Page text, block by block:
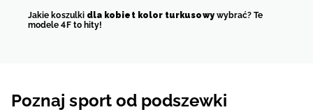
Jakie koszulki dla kobiet kolor turkusowywybrać? Te
modele 4F to hity!
najlepszych cenach oddo. Wybierz idealne koszulki dla kobiet kolor
turkusowy i ciesz się wygodą w każdej sytuacji!
Poznaj sport od podszewki